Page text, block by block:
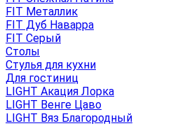
FIT Металлик
FIT Дуб Наварра
FIT Серый
Столы
Стулья для кухни
Для гостиниц
LIGHT Акация Лорка
LIGHT Венге Цаво
LIGHT Вяз Благородный